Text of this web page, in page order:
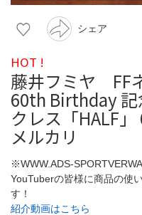
シェア
HOT !
藤井フミヤ FF
60th Birthday 記
クレス「HALF
メルカリ
※WWW.ADS-
YouTuberの皆様に商品の使
す！
紹介動画はこちら